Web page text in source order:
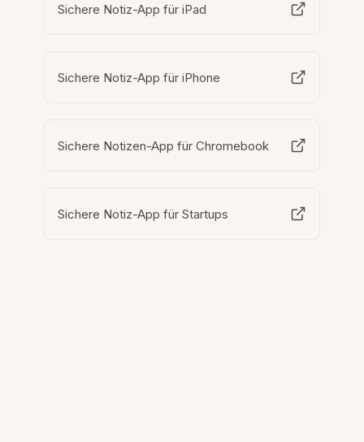
Sichere Notiz-App für iPad
Sichere Notiz-App für iPhone
Sichere Notizen-App für Chromebook
Sichere Notiz-App für Startups